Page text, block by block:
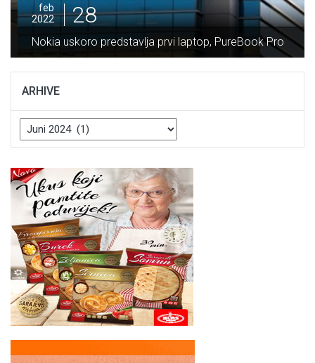
feb
2022
28
Nokia uskoro predstavlja prvi laptop, PureBook Pro
ARHIVE
Arhive